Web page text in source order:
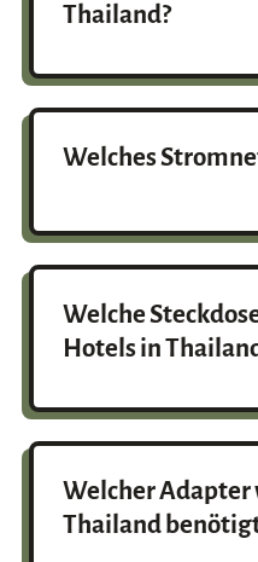
Thailand?
geläufigen
Welches
Welche
Hotels in
Welcher
Thailand